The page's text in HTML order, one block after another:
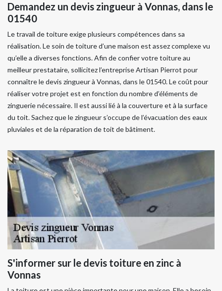
Demandez un devis zingueur à Vonnas, dans le
01540
Le travail de toiture exige plusieurs compétences dans sa
réalisation. Le soin de toiture d’une maison est assez complexe vu
qu’elle a diverses fonctions. Afin de confier votre toiture au
meilleur prestataire, sollicitez l’entreprise Artisan Pierrot pour
connaître le devis zingueur à Vonnas, dans le 01540. Le coût pour
réaliser votre projet est en fonction du nombre d’éléments de
zinguerie nécessaire. Il est aussi lié à la couverture et à la surface
du toit. Sachez que le zingueur s’occupe de l’évacuation des eaux
pluviales et de la réparation de toit de bâtiment.
S'informer sur le devis toiture en zinc à
Vonnas